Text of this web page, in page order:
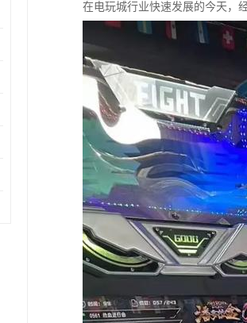
在电玩城行业快速发展的今天，